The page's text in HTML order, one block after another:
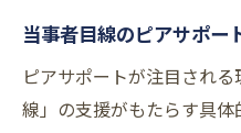
当事者目線のピアサポー
ピアサポートが注目され
線」の支援がもたらす具